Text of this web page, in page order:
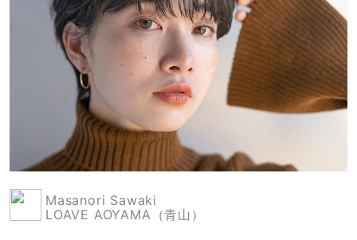
Masanori Sawaki
LOAVE AOYAMA（青山）